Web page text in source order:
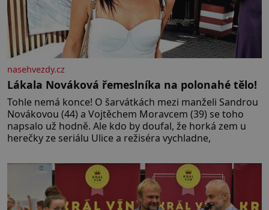
nasehvezdy.cz
Lákala Nováková řemeslníka na polonahé tělo!
Tohle nemá konce! O šarvátkách mezi manželi Sandrou
Novákovou (44) a Vojtěchem Moravcem (39) se toho
napsalo už hodně. Ale kdo by doufal, že horká zem u
herečky ze seriálu Ulice a režiséra vychladne,